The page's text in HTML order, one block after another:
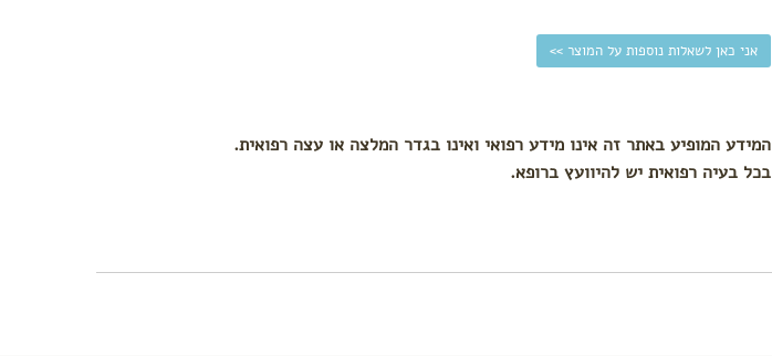
אני כאן לשאלות נוספות על המוצר >>
המידע המופיע באתר זה אינו מידע רפואי ואינו בגדר המלצה או עצה רפואית.
בכל בעיה רפואית יש להיוועץ ברופא.